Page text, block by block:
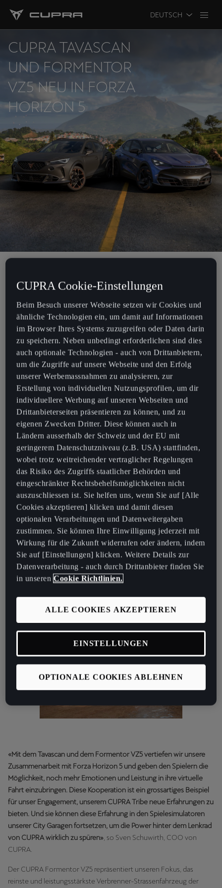
DEUTSCH
CUPRA TAVASCAN
UND FORMENTOR
VZ5 NEU IN FORZA
HORIZON 5
Xbox Game Studios und Playground Games, können sich jetzt in
zwei neuen CUPRA Modellen den Rennherausforderungen stellen.
Wie bereits der CUPRA UrbanRebel Racing Concept stossen nun
der CUPRA Formentor VZ5 und CUPRA Tavascan zu Forza
Horizon 5.
Der CUPRA Formentor VZ5 ist ein Ausdruck purer
Verbrennerleistung, ein Mix aus modernstem Design und
Spitzenleistung, der die Fahrer bis jenseits ihrer Grenzen gehen
lässt. Der CUPRA Tavascan, unser erstes vollelektrisches SUV-
Coupé, stellt Sportlichkeit und Emotion ins Zentrum des
elektrischen Fahrens. Dank der virtuellen Version des Tavascan für
Forza Horizon 5 haben Gamer schon jetzt die Chance, sich hinter
das Steuer dieses Modells zu setzen, bevor es 2024 auf die Strassen
kommt.
In Forza Horizon 5 stehen jetzt auch zwei neue Renn-Events unter
dem Zeichen von CUPRA. Im Tavascan können die Rennteilnehmer
extra Punkte auf der virtuellen Rennstrecke gewinnen, wenn sie
ihre Skills beim Mulegé Town Scramble auf die Probe stellen. Wer
drei Formentor VZ5 Herausforderungen meistert, schaltet einen
CUPRA Rennanzug frei, mit dem sich der eigene Avatar von der
Masse abhebt.
Doch die Kooperation geht noch weiter: Die CUPRA City Garagen
in Mailand, Lissabon, München, Sydney und Mexiko sind mit dabei
haben dann vor Ort die Möglichkeit, selbst in diese aufregende
Welt einzutauchen und sich den Herausforderungen von Forza
Horizon 5 zu stellen.
«Mit dem Tavascan und dem Formentor VZ5 vertiefen wir unsere
Zusammenarbeit mit Forza Horizon 5 und geben den Spielern die
Möglichkeit, noch mehr Emotionen und Leistung in ihre virtuelle
Fahrt einzubringen. Diese Kooperation ist ein grossartiges Beispiel
für unser Engagement, unserem CUPRA Tribe neue Erfahrungen zu
bieten. Und sie können diese Erfahrung in den Spielesimulatoren
unserer City Garagen fortsetzen, um die Power hinter dem Lenkrad
von CUPRA wirklich zu spüren» , so Sven Schuwirth, COO von
CUPRA.
Der CUPRA Formentor VZ5 repräsentiert unseren Fokus, das
reinste und leistungsstärkste Verbrenner-Strassenfahrzeug der
CUPRA Cookie-Einstellungen
Beim Besuch unserer Webseite setzen wir Cookies und
ähnliche Technologien ein, um damit auf Informationen
im Browser Ihres Systems zuzugreifen oder Daten darin
zu speichern. Neben unbedingt erforderlichen sind dies
auch optionale Technologien - auch von Drittanbietern,
um die Zugriffe auf unsere Webseite und den Erfolg
unserer Werbemassnahmen zu analysieren, zur
Erstellung von individuellen Nutzungsprofilen, um dir
individuellere Werbung auf unseren Webseiten und
Drittanbieterseiten präsentieren zu können, und zu
eigenen Zwecken Dritter. Diese können auch in
Ländern ausserhalb der Schweiz und der EU mit
geringerem Datenschutzniveau (z.B. USA) stattfinden,
wobei trotz weitreichender vertraglicher Regelungen
das Risiko des Zugriffs staatlicher Behörden und
eingeschränkter Rechtsbehelfsmöglichkeiten nicht
auszuschliessen ist. Sie helfen uns, wenn Sie auf [Alle
Cookies akzeptieren] klicken und damit diesen
optionalen Verarbeitungen und Datenweitergaben
zustimmen. Sie können Ihre Einwilligung jederzeit mit
Wirkung für die Zukunft widerrufen oder ändern, indem
Sie auf [Einstellungen] klicken. Weitere Details zur
Datenverarbeitung - auch durch Drittanbieter finden Sie
in unseren Cookie Richtlinien.
OPTIONALE COOKIES ABLEHNEN
ALLE COOKIES AKZEPTIEREN
EINSTELLUNGEN